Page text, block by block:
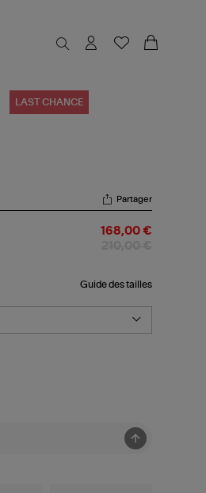
LAST CHANCE
Partager
168,00 €
Guide des tailles